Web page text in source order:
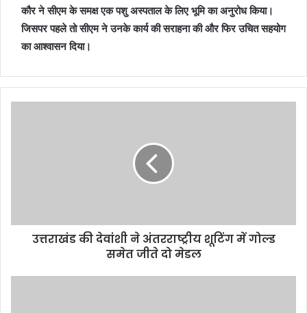
कौर ने सीएम के समक्ष एक पशु अस्पताल के लिए भूमि का अनुरोध किया।
जिसपर पहले तो सीएम ने उनके कार्य की सराहना की और फिर उचित सहयोग
का आश्वासन दिया।
उत्तराखंड की देवांशी ने अंतरराष्ट्रीय शूटिंग में गोल्ड
समेत जीते दो मेडल